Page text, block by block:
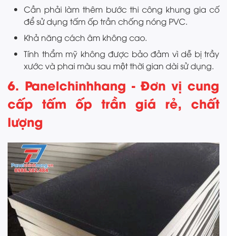
Cần phải làm thêm bước thi công khung gia cố
để sử dụng tấm ốp trần chống nóng PVC.
Khả năng cách âm không cao.
Tính thẩm mỹ không được bảo đảm vì dễ bị trầy
xước và phai màu sau một thời gian dài sử dụng.
6. Panelchinhhang - Đơn vị cung
cấp tấm ốp trần giá rẻ, chất
lượng